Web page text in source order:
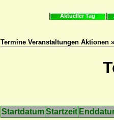
Aktueller Tag
Termine Veranstaltungen Aktionen
StartdatumStartzeit